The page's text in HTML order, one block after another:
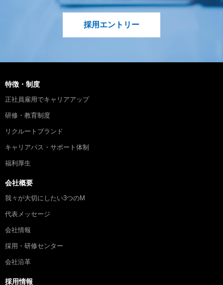
採用エントリー
特徴・制度
正社員雇用でキャリアアップ
研修・教育制度
リクルートブランド
キャリアパス・サポート体制
福利厚生
会社概要
我々が大切にしたい3つのM
代表メッセージ
会社情報
採用・研修センター
会社沿革
採用情報